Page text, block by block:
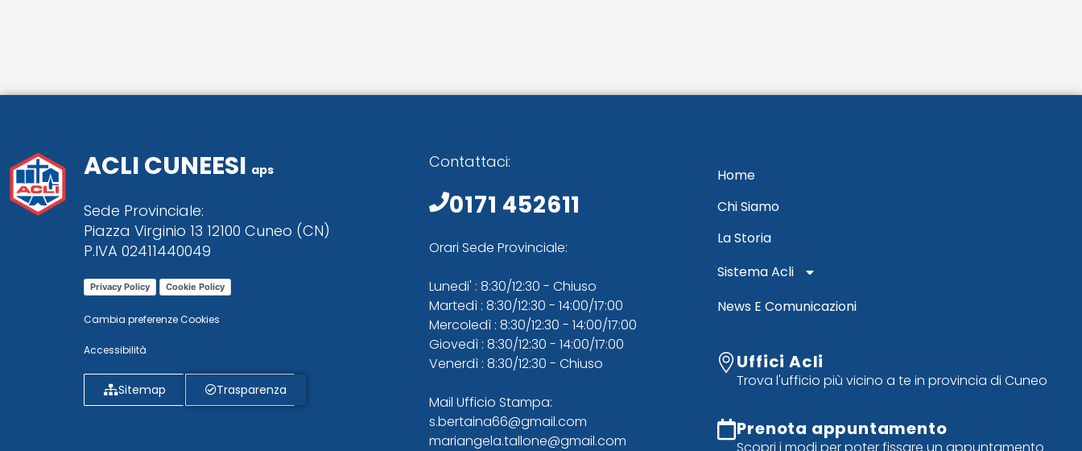
ACLI CUNEESI aps
Sede Provinciale:
Piazza Virginio 13 12100 Cuneo (CN)
P.IVA 02411440049
Privacy Policy Cookie Policy
Cambia preferenze Cookies
Accessibilità
Sitemap Trasparenza
Contattaci:
0171 452611
Orari Sede Provinciale:
Lunedi' : 8:30/12:30 - Chiuso
Martedì : 8:30/12:30 - 14:00/17:00
Mercoledì : 8:30/12:30 - 14:00/17:00
Giovedì : 8:30/12:30 - 14:00/17:00
Venerdì : 8:30/12:30 - Chiuso
Mail Ufficio Stampa:
s.bertaina66@gmail.com
mariangela.tallone@gmail.com
Home
Chi Siamo
La Storia
Sistema Acli
News E Comunicazioni
Uffici Acli
Trova l'ufficio più vicino a te in provincia di Cuneo
Prenota appuntamento
Scopri i modi per poter fissare un appuntamento